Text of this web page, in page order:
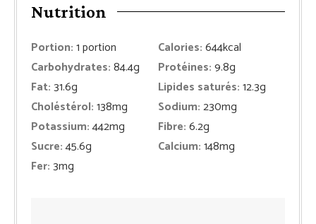
Nutrition
Portion:1portion Calories:644kcal
Carbohydrates:84.4g Protéines:9.8g
Fat:31.6g Lipides saturés:12.3g
Choléstérol:138mg Sodium:230mg
Potassium:442mg Fibre:6.2g
Sucre:45.6g Calcium:148mg
Fer:3mg